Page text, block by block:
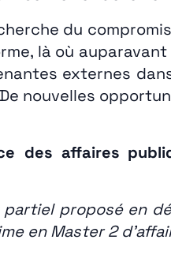
du
là où
externes
nouvelles
des affaires
proposé en
en Master 2